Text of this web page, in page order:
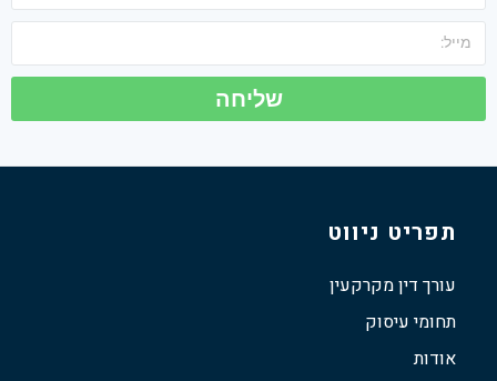
שליחה
תפריט ניווט
עורך דין מקרקעין
תחומי עיסוק
אודות